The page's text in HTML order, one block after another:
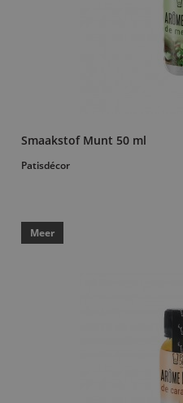
Smaakstof Munt 50 ml
Patisdécor
Meer